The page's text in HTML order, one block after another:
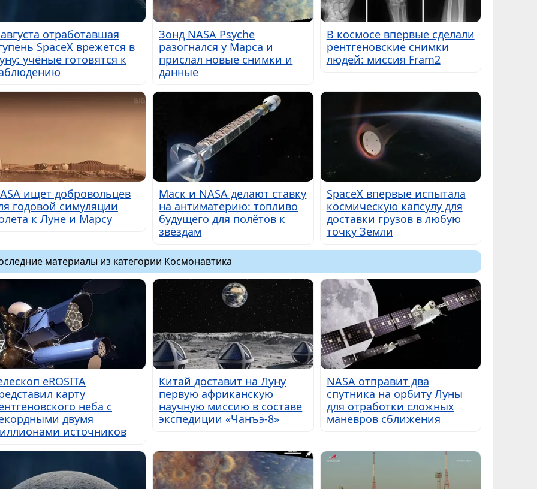
отработавшая
SpaceX врежется в
учёные готовятся к
Зонд NASA Psyche
разогнался у Марса и
прислал новые снимки и
данные
В космосе впервые сделали
рентгеновские снимки
людей: миссия Fram2
ищет добровольцев
годовой симуляции
к Луне и Марсу
Маск и NASA делают ставку
на антиматерию: топливо
будущего для полётов к
звёздам
SpaceX впервые испытала
космическую капсулу для
доставки грузов в любую
точку Земли
материалы из категории Космонавтика
eROSITA
карту
неба с
двумя
источников
Китай доставит на Луну
первую африканскую
научную миссию в составе
экспедиции «Чанъэ-8»
NASA отправит два
спутника на орбиту Луны
для отработки сложных
маневров сближения